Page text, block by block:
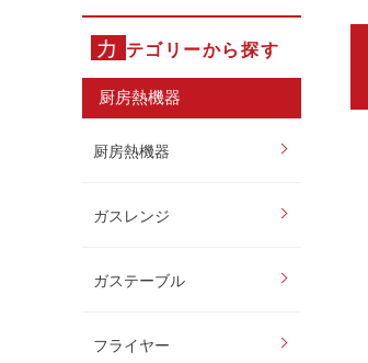
カ テゴリーから探す
厨房熱機器
厨房熱機器
ガスレンジ
ガステーブル
フライヤー